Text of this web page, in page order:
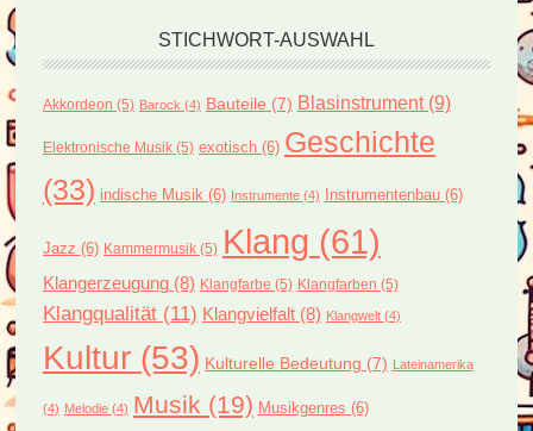
STICHWORT-AUSWAHL
Akkordeon (5) Barock(4) Bauteile (7) Blasinstrument(9)
Elektronische Musik(5) exotisch(6) Geschichte
(33) indische Musik(6) Instrumente(4) Instrumentenbau(6)
Jazz (6) Kammermusik(5) Klang (61)
Klangerzeugung(8) Klangfarbe (5) Klangfarben (5)
Klangqualität(11) Klangvielfalt(8) Klangwelt(4)
Kultur(53) Kulturelle Bedeutung (7) Lateinamerika
(4) Melodie(4) Musik (19) Musikgenres (6)